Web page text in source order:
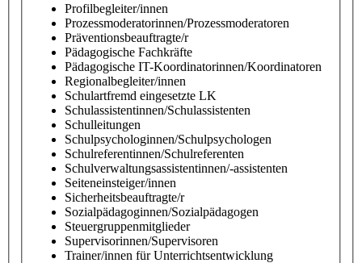
Profilbegleiter/innen
Prozessmoderatorinnen/Prozessmoderatoren
Präventionsbeauftragte/r
Pädagogische Fachkräfte
Pädagogische IT-Koordinatorinnen/Koordinatoren
Regionalbegleiter/innen
Schulartfremd eingesetzte LK
Schulassistentinnen/Schulassistenten
Schulleitungen
Schulpsychologinnen/Schulpsychologen
Schulreferentinnen/Schulreferenten
Schulverwaltungsassistentinnen/-assistenten
Seiteneinsteiger/innen
Sicherheitsbeauftragte/r
Sozialpädagoginnen/Sozialpädagogen
Steuergruppenmitglieder
Supervisorinnen/Supervisoren
Trainer/innen für Unterrichtsentwicklung